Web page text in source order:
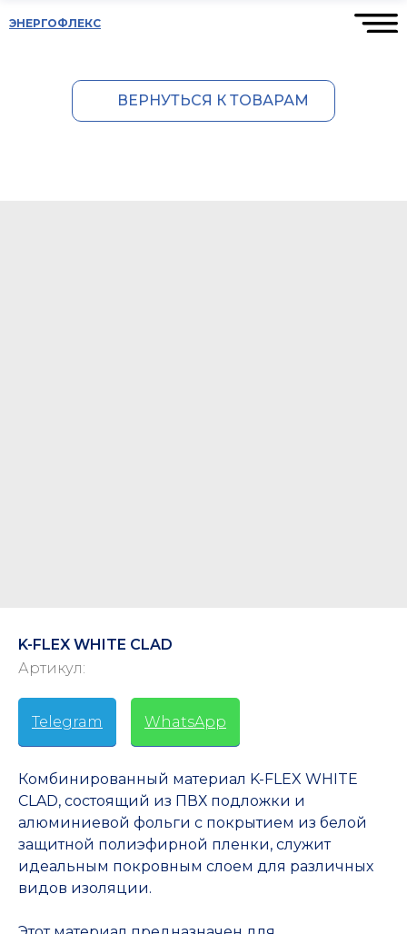
ЭНЕРГОФЛЕКС
ВЕРНУТЬСЯ К ТОВАРАМ
K-FLEX WHITE CLAD
Артикул:
Telegram WhatsApp
Комбинированный материал K-FLEX WHITE
CLAD, состоящий из ПВХ подложки и
алюминиевой фольги с покрытием из белой
защитной полиэфирной пленки, служит
идеальным покровным слоем для различных
видов изоляции.